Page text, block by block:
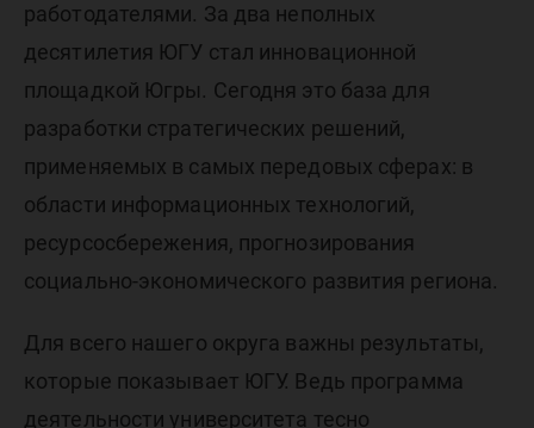
работодателями. За два неполных
десятилетия ЮГУ стал инновационной
площадкой Югры. Сегодня это база для
разработки стратегических решений,
применяемых в самых передовых сферах: в
области информационных технологий,
ресурсосбережения, прогнозирования
социально-экономического развития региона.
Для всего нашего округа важны результаты,
которые показывает ЮГУ. Ведь программа
деятельности университета тесно